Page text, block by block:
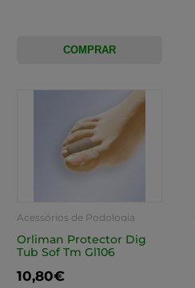
COMPRAR
Acessórios de Podologia
Orliman Protector Dig
Tub Sof Tm Gl106
10,80€